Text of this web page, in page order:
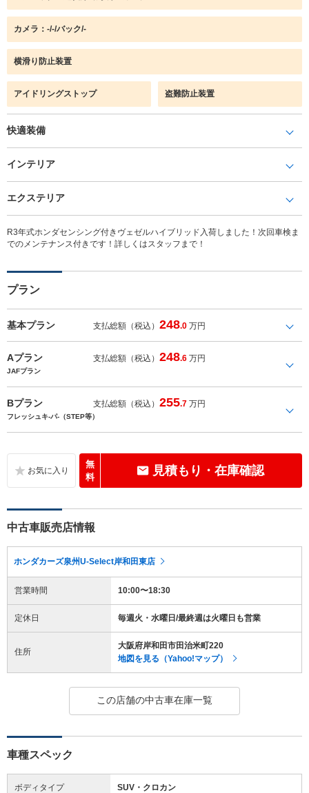
カメラ：-/-/バック/-
横滑り防止装置
アイドリングストップ 盗難防止装置
快適装備
インテリア
エクステリア
R3年式ホンダセンシング付きヴェゼルハイブリッド入荷しました！次回車検ま
でのメンテナンス付きです！詳しくはスタッフまで！
プラン
基本プラン 支払総額（税込）248.0 万円
Aプラン 支払総額（税込）248.6 万円
JAFプラン
Bプラン 支払総額（税込）255.7 万円
フレッシュキ-パ-（STEP等）
無
料
見積もり・在庫確認
中古車販売店情報
ホンダカーズ泉州U-Select岸和田東店
営業時間 10:00〜18:30
定休日 毎週火・水曜日/最終週は火曜日も営業
住所
大阪府岸和田市田治米町220
地図を見る（Yahoo!マップ）
この店舗の中古車在庫一覧
車種スペック
ボディタイプ SUV・クロカン